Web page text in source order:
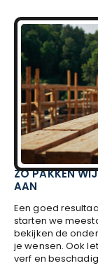
ZO PAKKEN
AAN
Een goed
starten we
bekijken de
je wensen. Ook
verf en